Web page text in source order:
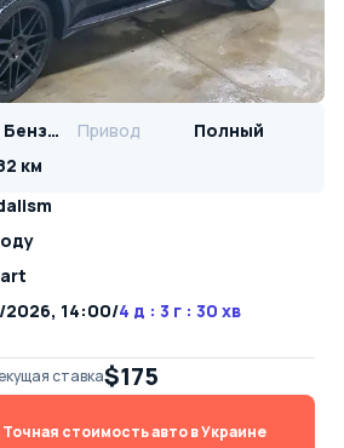
3.0л / Бензин Привод
Полный
км
2026, 14:00/4 д : 3 г : 30 хв
ставка$175
Точная стоимость авто в Украине